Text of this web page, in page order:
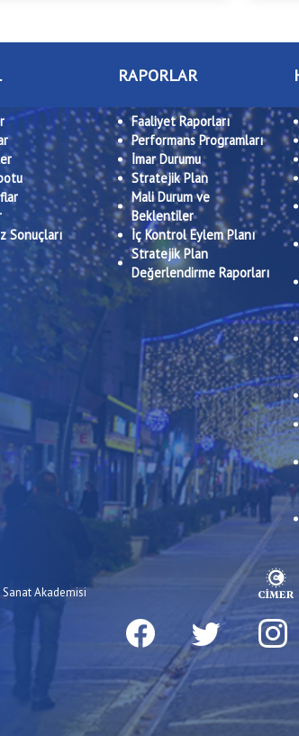
Sonuçları
RAPORLAR
Faaliyet Raporları
Performans Programları
İmar Durumu
Stratejik Plan
Mali Durum ve
Beklentiler
İç Kontrol Eylem Planı
Stratejik Plan
Değerlendirme Raporları
Sanat Akademisi